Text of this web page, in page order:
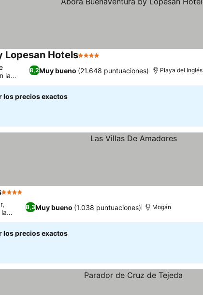
Lopesan Hotels4 Estrellas
8,2Muy bueno (21.648 puntuaciones)
la
Playa del Inglés
los precios exactos
4 Estrellas
8,3Muy bueno (1.038 puntuaciones) Mogán
los precios exactos